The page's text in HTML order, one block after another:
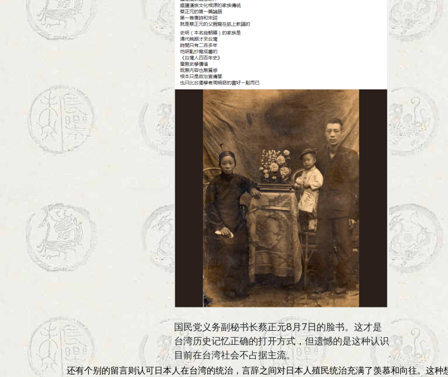
国民党义务副秘书长蔡正元8月7日的脸书。这才是
台湾历史记忆正确的打开方式，但遗憾的是这种认识
目前在台湾社会不占据主流。
还有个别的留言则认可日本人在台湾的统治，言辞之间对日本人殖民统治充满了羡慕和向往。这种